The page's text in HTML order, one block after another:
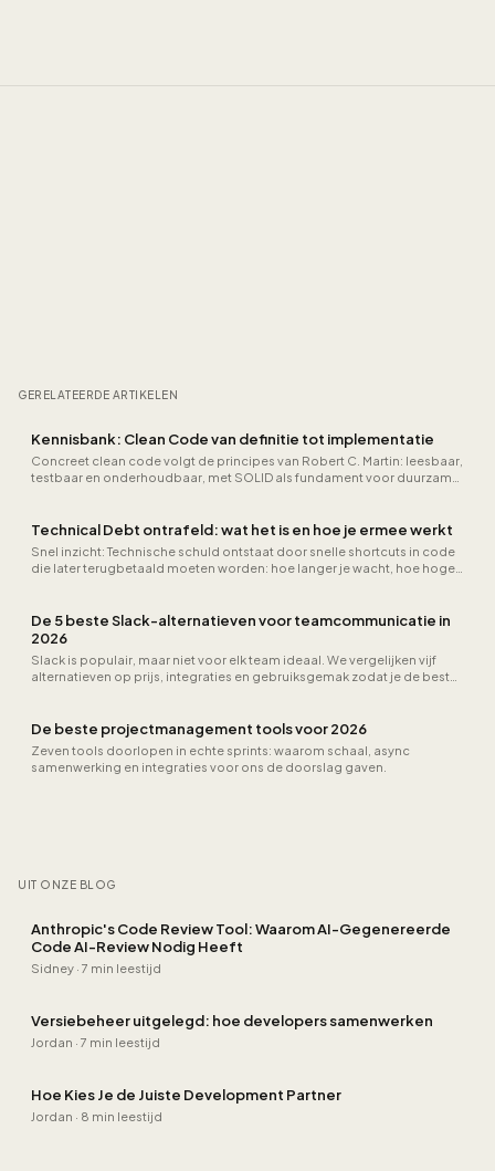
GERELATEERDE ARTIKELEN
Kennisbank: Clean Code van definitie tot implementatie
Concreet clean code volgt de principes van Robert C. Martin: leesbaar,
testbaar en onderhoudbaar, met SOLID als fundament voor duurzame
Technical Debt ontrafeld: wat het is en hoe je ermee werkt
Snel inzicht: Technische schuld ontstaat door snelle shortcuts in code
die later terugbetaald moeten worden: hoe langer je wacht, hoe hoger
De 5 beste Slack-alternatieven voor teamcommunicatie in
2026
Slack is populair, maar niet voor elk team ideaal. We vergelijken vijf
alternatieven op prijs, integraties en gebruiksgemak zodat je de beste
De beste projectmanagement tools voor 2026
Zeven tools doorlopen in echte sprints: waarom schaal, async
samenwerking en integraties voor ons de doorslag gaven.
UIT ONZE BLOG
Anthropic's Code Review Tool: Waarom AI-Gegenereerde
Code AI-Review Nodig Heeft
Sidney · 7 min leestijd
Versiebeheer uitgelegd: hoe developers samenwerken
Jordan · 7 min leestijd
Hoe Kies Je de Juiste Development Partner
Jordan · 8 min leestijd